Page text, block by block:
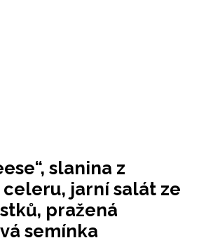
slanina z
jarní salát ze
pražená
semínka